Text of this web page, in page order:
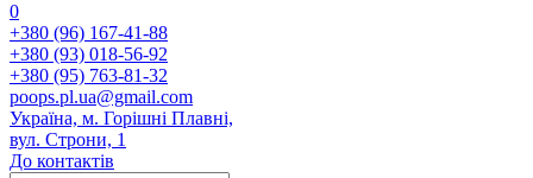
0
+380 (96) 167-41-88
+380 (93) 018-56-92
+380 (95) 763-81-32
poops.pl.ua@gmail.com
Україна, м. Горішні Плавні,
вул. Строни, 1
До контактів